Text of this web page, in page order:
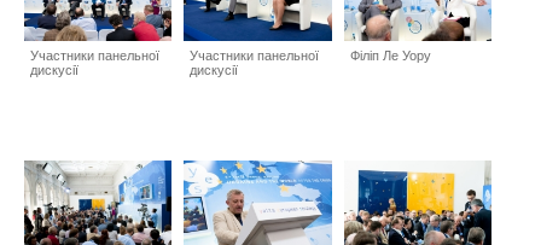
Участники панельної
дискусії
Участники панельної
дискусії
Філіп Ле Уору